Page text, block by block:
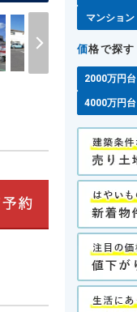
マンション
価格で探す
2000万円台
4000万円台